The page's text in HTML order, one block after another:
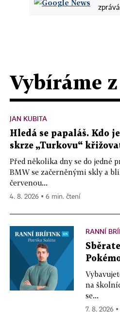
Vybíráme
JAN KUBITA
Hledá se papaláš. Kdo
skrze „Turkovu“
Před několika dny se do
BMW se začerněnými skly a
červenou...
4. 8. 2026 ▪ 6 min. čtení
RANNÍ
na
se...
7. 8. 2026